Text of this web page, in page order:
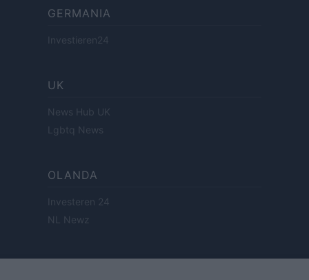
GERMANIA
Investieren24
UK
News Hub UK
Lgbtq News
OLANDA
Investeren 24
NL Newz